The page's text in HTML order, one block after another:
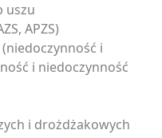
uszu
APZS)
i
i niedoczynność
i drożdżakowych